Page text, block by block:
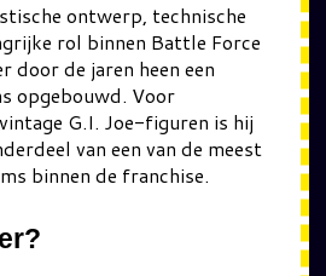
ontwerp, technische
rol binnen Battle Force
door de jaren heen een
opgebouwd. Voor
G.I. Joe-figuren is hij
van een van de meest
binnen de franchise.